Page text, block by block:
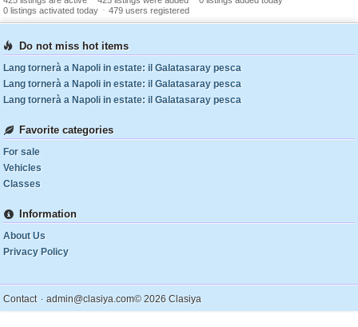
0 listings activated today - 479 users registered
Do not miss hot items
Lang tornerà a Napoli in estate: il Galatasaray pesca
Lang tornerà a Napoli in estate: il Galatasaray pesca
Lang tornerà a Napoli in estate: il Galatasaray pesca
Favorite categories
For sale
Vehicles
Classes
Information
About Us
Privacy Policy
Contact . admin@clasiya.com© 2026 Clasiya